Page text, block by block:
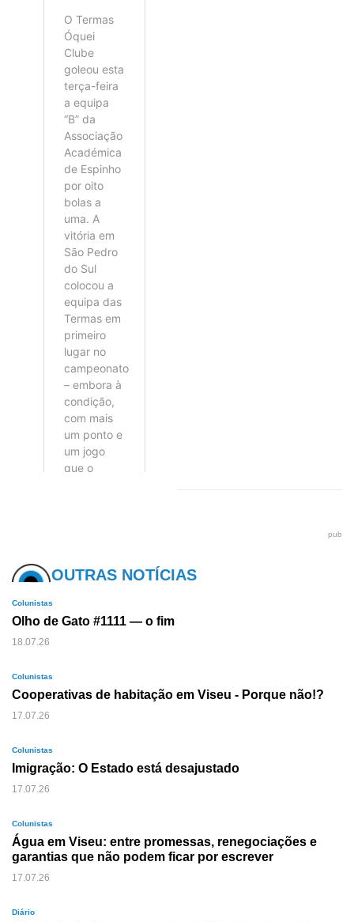
pub
OUTRAS NOTÍCIAS
Colunistas
Olho de Gato #1111 — o fim
18.07.26
Colunistas
Cooperativas de habitação em Viseu - Porque não!?
17.07.26
Colunistas
Imigração: O Estado está desajustado
17.07.26
Colunistas
Água em Viseu: entre promessas, renegociações e
garantias que não podem ficar por escrever
17.07.26
Diário